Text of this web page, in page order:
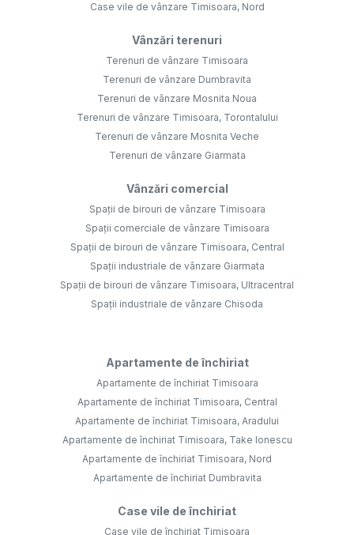
Case vile de vânzare Timisoara, Nord
Vânzări terenuri
Terenuri de vânzare Timisoara
Terenuri de vânzare Dumbravita
Terenuri de vânzare Mosnita Noua
Terenuri de vânzare Timisoara, Torontalului
Terenuri de vânzare Mosnita Veche
Terenuri de vânzare Giarmata
Vânzări comercial
Spații de birouri de vânzare Timisoara
Spații comerciale de vânzare Timisoara
Spații de birouri de vânzare Timisoara, Central
Spații industriale de vânzare Giarmata
Spații de birouri de vânzare Timisoara, Ultracentral
Spații industriale de vânzare Chisoda
Apartamente de închiriat
Apartamente de închiriat Timisoara
Apartamente de închiriat Timisoara, Central
Apartamente de închiriat Timisoara, Aradului
Apartamente de închiriat Timisoara, Take Ionescu
Apartamente de închiriat Timisoara, Nord
Apartamente de închiriat Dumbravita
Case vile de închiriat
Case vile de închiriat Timisoara